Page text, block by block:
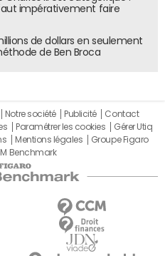
impérativement faire
de dollars en seulement
de Ben Broca
Notre société Publicité
Contact
Paramétrer les cookies
Gérer Utiq
Mentions légales
Groupe Figaro
Benchmark